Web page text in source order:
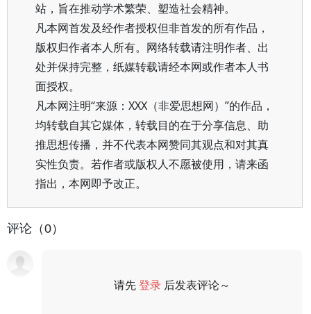
站，旨在推动学术繁荣、塑造社会精神。
凡本网首发及经作者授权但非首发的所有作品，
版权归作者本人所有。网络转载请注明作者、出
处并保持完整，纸媒转载请经本网或作者本人书
面授权。
凡本网注明“来源：XXX（非爱思想网）”的作品，
均转载自其它媒体，转载目的在于分享信息、助
推思想传播，并不代表本网赞同其观点和对其真
实性负责。若作者或版权人不愿被使用，请来函
指出，本网即予改正。
评论（0）
请先登录 后发表评论～